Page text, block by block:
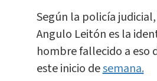
Según la policía
Angulo Leitón es la
hombre fallecido a eso
este inicio desemana.